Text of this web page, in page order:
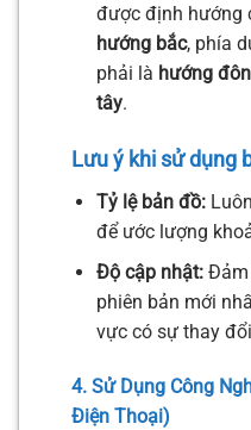
được định hướng
hướng bắc, phía
phải là hướng
tây.
Lưu ý khi sử dụng
Tỷ lệ bản đồ:
để ước lượng
Độ cập nhật:Đảm
phiên bản mới
vực có sự thay
4. Sử Dụng Công
Điện Thoại)